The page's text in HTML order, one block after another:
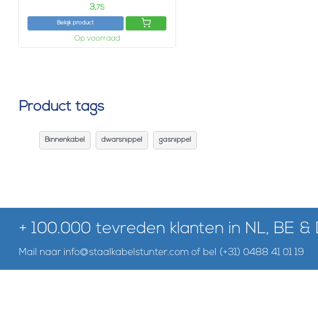
3,75
Bekijk product
Op voorraad
Product tags
Binnenkabel dwarsnippel gasnippel
+ 100.000 tevreden klanten in NL, BE &
Mail naar info@staalkabelstunter.com of bel (+31) 0488 41 01 19